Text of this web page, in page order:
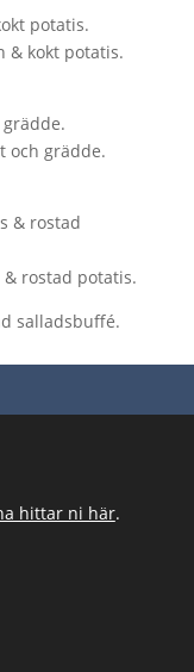
potatis.
& kokt potatis.
och grädde.
& rostad
& rostad potatis.
salladsbuffé.
hittar ni här.